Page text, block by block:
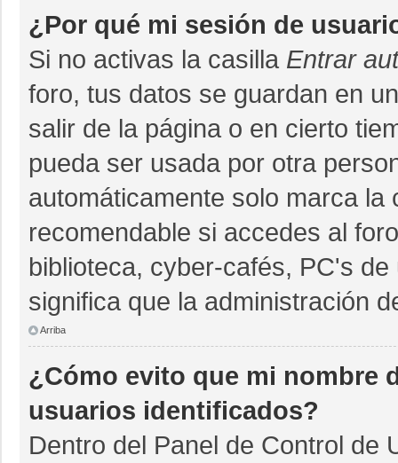
¿Por qué mi sesión de
Si no activas la casilla Entrar
foro, tus datos se guardan en
salir de la página o en cierto
pueda ser usada por otra
automáticamente solo marca la
recomendable si accedes al
biblioteca, cyber-cafés, PC's
significa que la administración
Arriba
¿Cómo evito que mi nombre
usuarios identificados?
Dentro del Panel de Control de